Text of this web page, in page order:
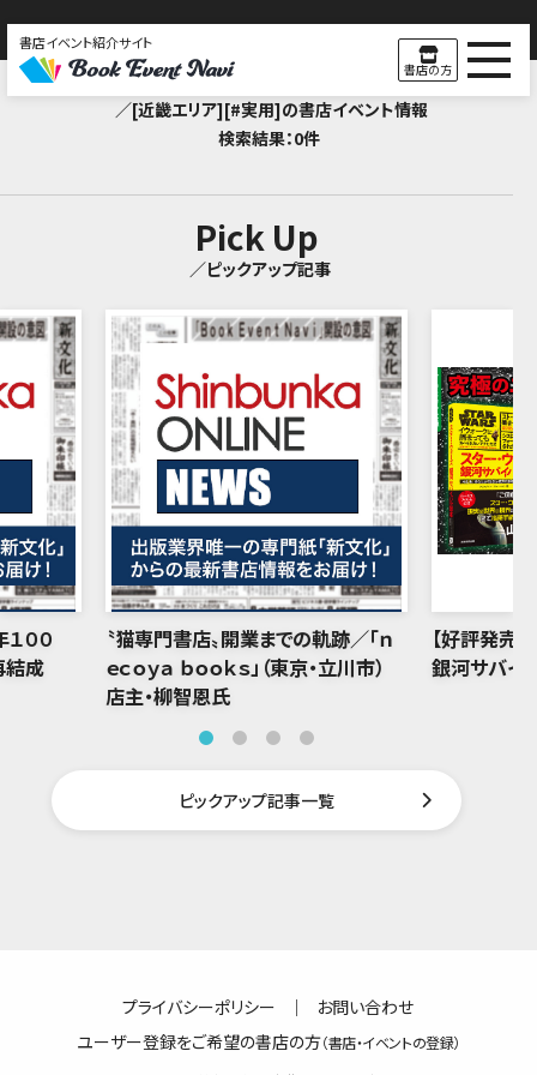
書店イベント紹介サイト
書店の方
Search Result
／[近畿エリア][#実用]の書店イベント情報
検索結果：0件
Pick Up
／ピックアップ記事
００
結成
〝猫専門書店〟開業までの軌跡／「ｎ
ｅｃｏｙａ ｂｏｏｋｓ」（東京・立川市）
店主・柳智恩氏
【好評発売中
銀河サバイ
ピックアップ記事一覧
プライバシーポリシー ｜
お問い合わせ
ユーザー登録をご希望の書店の方（書店・イベントの登録）